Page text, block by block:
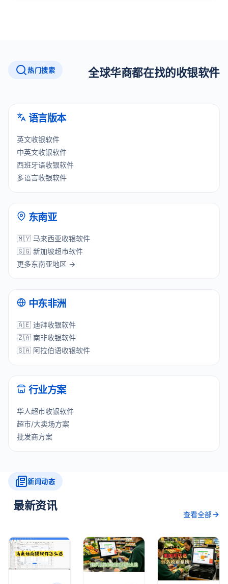
热门搜索 全球华商都在找的收银软件
语言版本
英文收银软件
中英文收银软件
西班牙语收银软件
多语言收银软件
东南亚
🇲🇾 马来西亚收银软件
🇸🇬 新加坡超市软件
更多东南亚地区 →
中东非洲
🇦🇪 迪拜收银软件
🇿🇦 南非收银软件
🇸🇦 阿拉伯语收银软件
行业方案
华人超市收银软件
超市/大卖场方案
批发商方案
新闻动态
最新资讯
查看全部